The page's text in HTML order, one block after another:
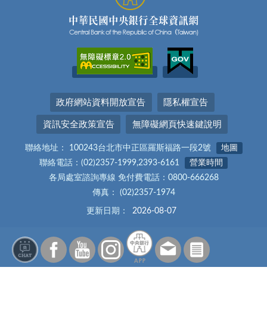
政府網站資料開放宣告 隱私權宣告
資訊安全政策宣告 無障礙網頁快速鍵說明
聯絡地址： 100243台北市中正區羅斯福路一段2號
地圖
聯絡電話：(02)2357-1999,2393-6161
營業時間
各局處室諮詢專線 免付費電話：0800-666268
傳真： (02)2357-1974
更新日期： 2026-08-07